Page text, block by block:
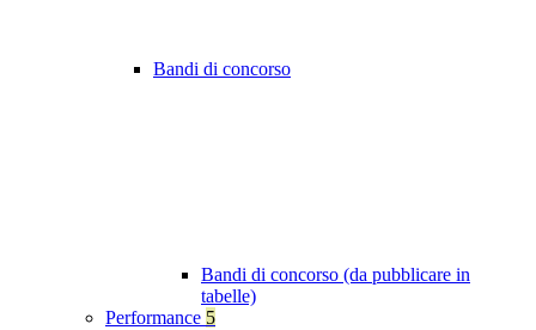
Bandi di concorso
Bandi di concorso (da pubblicare in
tabelle)
Performance 5